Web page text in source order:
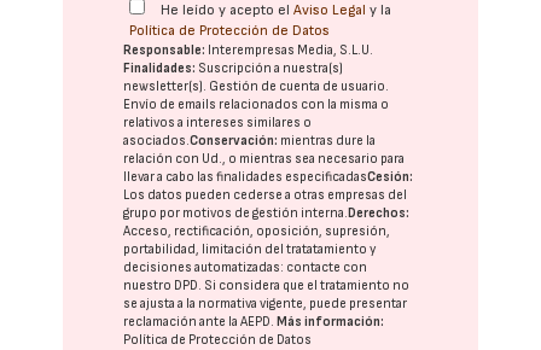
He leído y acepto elAviso Legal y la
Política de Protección de Datos
Responsable: Interempresas Media, S.L.U.
Finalidades: Suscripción a nuestra(s)
newsletter(s). Gestión de cuenta de usuario.
Envío de emails relacionados con la misma o
relativos a intereses similares o
asociados.Conservación: mientras dure la
relación con Ud., o mientras sea necesario para
llevar a cabo las finalidades especificadasCesión:
Los datos pueden cederse a otras empresas del
grupo por motivos de gestión interna. Derechos:
Acceso, rectificación, oposición, supresión,
portabilidad, limitación del tratatamiento y
decisiones automatizadas: contacte con
nuestro DPD. Si considera que el tratamiento no
se ajusta a la normativa vigente, puede presentar
reclamación ante laAEPD. Más información:
Política de Protección de Datos